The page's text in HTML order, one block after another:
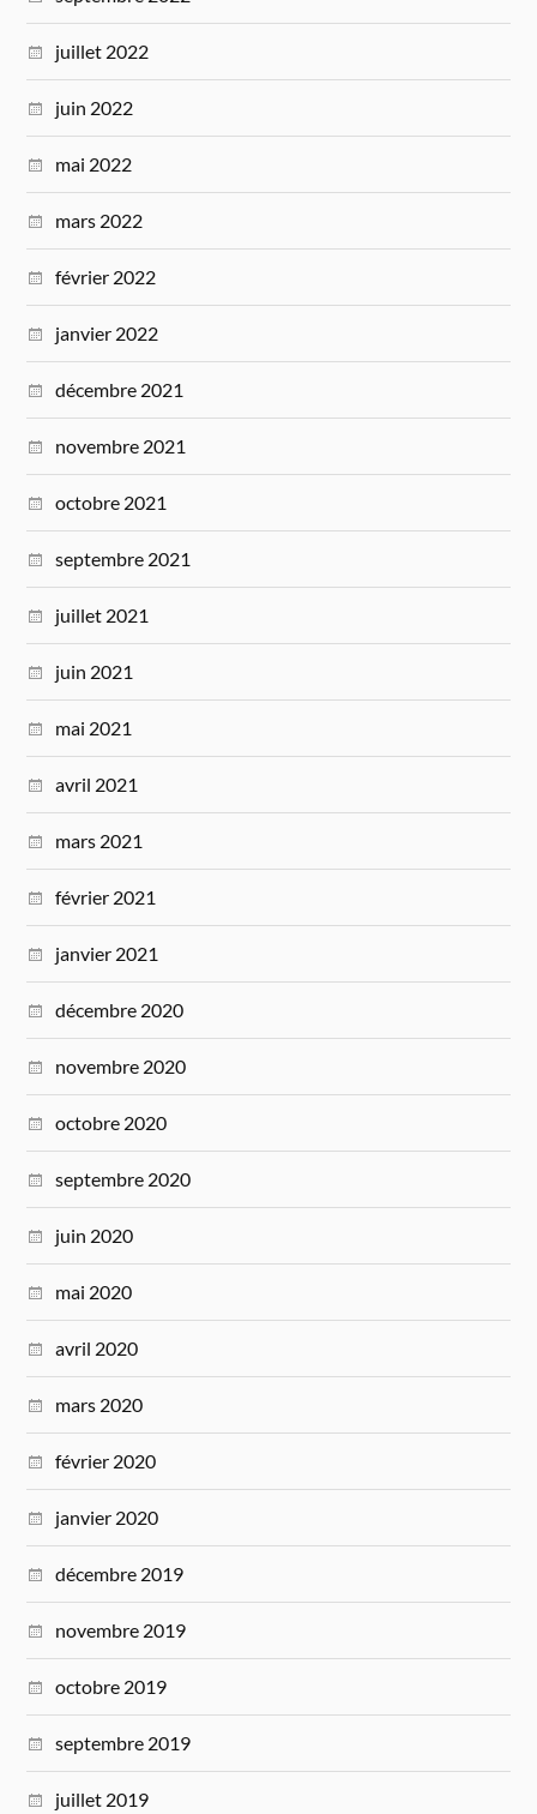
juillet 2022
juin 2022
mai 2022
mars 2022
février 2022
janvier 2022
décembre 2021
novembre 2021
octobre 2021
septembre 2021
juillet 2021
juin 2021
mai 2021
avril 2021
mars 2021
février 2021
janvier 2021
décembre 2020
novembre 2020
octobre 2020
septembre 2020
juin 2020
mai 2020
avril 2020
mars 2020
février 2020
janvier 2020
décembre 2019
novembre 2019
octobre 2019
septembre 2019
juillet 2019